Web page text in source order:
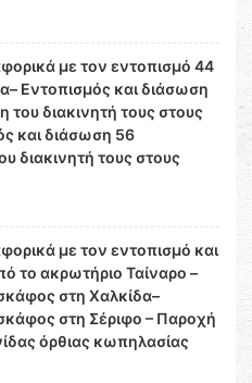
με τον εντοπισμό 44
Εντοπισμός και διάσωση
διακινητή τους στους
και διάσωση 56
διακινητή τους στους
με τον εντοπισμό και
το ακρωτήριο Ταίναρο –
στη Χαλκίδα–
στη Σέριφο – Παροχή
όρθιας κωπηλασίας